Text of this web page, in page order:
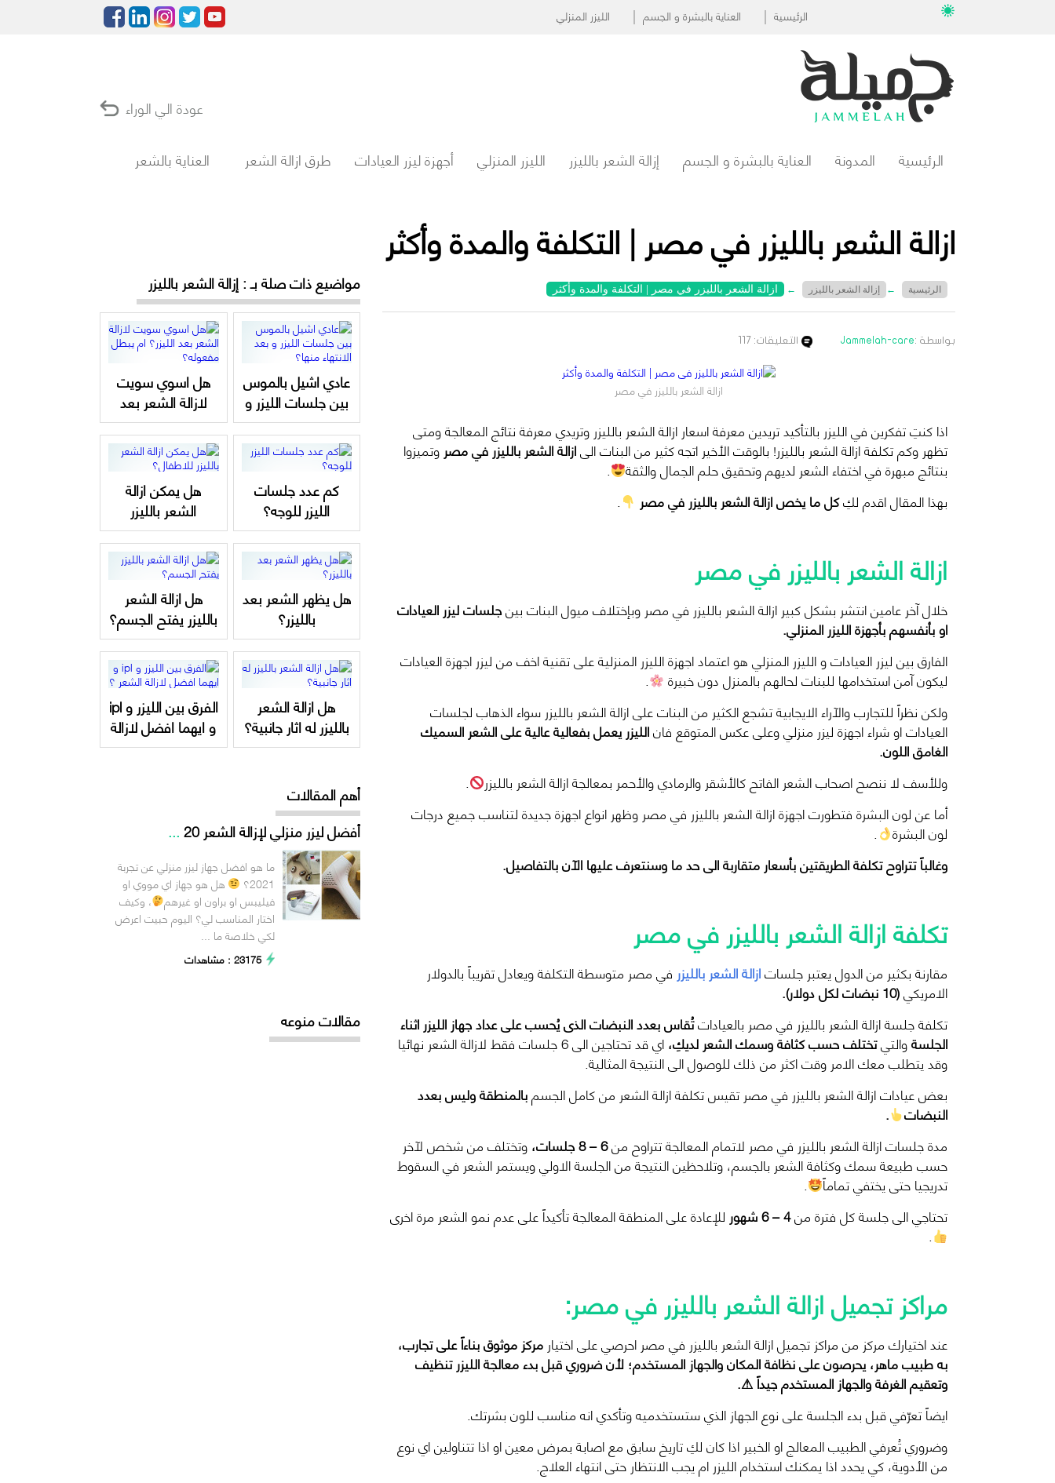
الرئيسية العناية بالبشرة و الجسم الليزر المنزلي
عودة الي الوراء
الرئيسية المدونة العناية بالبشرة و الجسم إزالة الشعر بالليزر الليزر المنزلي أجهزة ليزر العيادات طرق ازالة الشعر العناية بالشعر
ازالة الشعر بالليزر في مصر | التكلفة والمدة وأكثر
الرئيسية ← إزالة الشعر بالليزر ← ازالة الشعر بالليزر في مصر | التكلفة والمدة وأكثر
بواسطة :Jammelah-care التعليقات: 117
ازالة الشعر بالليزر في مصر
اذا كنتِ تفكرين في الليزر بالتأكيد تريدين معرفة اسعار ازالة الشعر بالليزر وتريدي معرفة نتائج المعالجة ومتى
تظهر وكم تكلفة ازالة الشعر بالليزر! بالوقت الأخير اتجه كثير من البنات الىازالة الشعر بالليزر في مصر وتميزوا
بنتائج مبهرة في اختفاء الشعر لديهم وتحقيق حلم الجمال والثقة
.
بهذا المقال اقدم لكِكل ما يخص ازالة الشعر بالليزر في مصر .
ازالة الشعر بالليزر في مصر
خلال آخر عامين انتشر بشكل كبير ازالة الشعر بالليزر في مصر وبإختلاف ميول البنات بينجلسات ليزر العيادات
او بأنفسهم بأجهزة الليزر المنزلي.
الفارق بين ليزر العيادات و الليزر المنزلي هو اعتماد اجهزة الليزر المنزلية على تقنية اخف من ليزر اجهزة العيادات
ليكون آمن استخدامها للبنات لحالهم بالمنزل دون خبيرة
.
ولكن نظراً للتجارب والآراء الايجابية تشجع الكثير من البنات على ازالة الشعر بالليزر سواء الذهاب لجلسات
العيادات او شراء اجهزة ليزر منزلي وعلى عكس المتوقع فانالليزر يعمل بفعالية عالية على الشعر السميك
الغامق اللون.
وللأسف لا ننصح اصحاب الشعر الفاتح كالأشقر والرمادي والأحمر بمعالجة ازالة الشعر بالليزر
.
أما عن لون البشرة فتطورت اجهزة ازالة الشعر بالليزر في مصر وظهر انواع اجهزة جديدة لتناسب جميع درجات
لون البشرة
.
وغالباً تتراوح تكلفة الطريقتين بأسعار متقاربة الى حد ما وسنتعرف عليها الآن بالتفاصيل.
تكلفة ازالة الشعر بالليزر في مصر
مقارنة بكثير من الدول يعتبر جلساتازالة الشعر بالليزر في مصر متوسطة التكلفة ويعادل تقريباً بالدولار
الامريكي(10 نبضات لكل دولار).
تكلفة جلسة ازالة الشعر بالليزر في مصر بالعياداتتُقاس بعدد النبضات الذى يُحسب على عداد جهاز الليزر اثناء
الجلسةوالتيتختلف حسب كثافة وسمك الشعر لديكِ، اي قد تحتاجين الى 6 جلسات فقط لازالة الشعر نهائيا
وقد يتطلب معك الامر وقت اكثر من ذلك للوصول الى النتيجة المثالية.
بعض عيادات ازالة الشعر بالليزر في مصر تقيس تكلفة ازالة الشعر من كامل الجسمبالمنطقة وليس بعدد
النبضات
.
مدة جلسات ازالة الشعر بالليزر في مصر لاتمام المعالجة تتراوح من6 – 8 جلسات، وتختلف من شخص لآخر
حسب طبيعة سمك وكثافة الشعر بالجسم، وتلاحظين النتيجة من الجلسة الاولي ويستمر الشعر في السقوط
تدريجيا حتى يختفي تماماً
.
تحتاجي الى جلسة كل فترة من4 – 6 شهور للإعادة على المنطقة المعالجة تأكيداً على عدم نمو الشعر مرة اخرى
.
مراكز تجميل ازالة الشعر بالليزر في مصر:
عند اختيارك مركز من مراكز تجميل ازالة الشعر بالليزر في مصر احرصي على اختيار مركز موثوق بناءاً على تجارب،
به طبيب ماهر، يحرصون على نظافة المكان والجهاز المستخدم؛ لأن ضروري قبل بدء معالجة الليزر تنظيف
وتعقيم الغرفة والجهاز المستخدم جيداً⚠
.
ايضاً تعرّفي قبل بدء الجلسة على نوع الجهاز الذي ستستخدميه وتأكدي انه مناسب للون بشرتك.
وضروري تُعرفي الطبيب المعالج او الخبير اذا كان لكِ تاريخ سابق مع اصابة بمرض معين او اذا تتناولين اي نوع
من الأدوية، كي يحدد اذا يمكنك استخدام الليزر ام يجب الانتظار حتى انتهاء العلاج.
مواضيع ذات صلة بـ : إزالة الشعر بالليزر
عادي اشيل بالموس
بين جلسات الليزر و
بعد الانتهاء منها؟
هل اسوي سويت
لازالة الشعر بعد
الليزر؟ ام يبطل
مفعوله؟
كم عدد جلسات
الليزر للوجه؟
هل يمكن ازالة
الشعر بالليزر
للاطفال؟
هل يظهر الشعر بعد
بالليزر؟
هل ازالة الشعر
بالليزر يفتح الجسم؟
هل ازالة الشعر
بالليزر له اثار جانبية؟
الفرق بين الليزر و ipl
و ايهما افضل لازالة
الشعر ؟
أهم المقالات
أفضل ليزر منزلي لإزالة الشعر 20
...
ما هو افضل جهاز ليزر منزلي عن تجربة
2021؟
هل هو جهاز اي مووي او
فيليبس او براون او غيرهم
، وكيف
اختار المناسب لي؟ اليوم حبيت اعرض
لكي خلاصة ما ...
23175 : مشاهدات
مقالات منوعه